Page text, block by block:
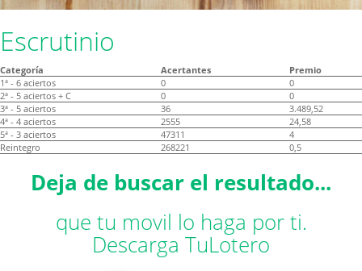
Escrutinio
Categoría Acertantes
Premio
1ª - 6 aciertos
0
0
2ª - 5 aciertos + C
0
0
3ª - 5 aciertos
36
3.489,52
4ª - 4 aciertos
2555
24,58
5ª - 3 aciertos
47311
4
Reintegro
268221 0,5
Deja de buscar el resultado...
que tu movil lo haga por ti.
Descarga TuLotero